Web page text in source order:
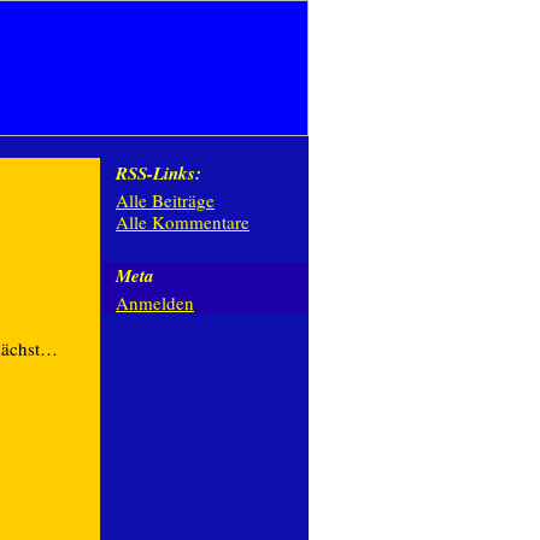
RSS-Links:
Alle Beiträge
Alle Kommentare
Meta
Anmelden